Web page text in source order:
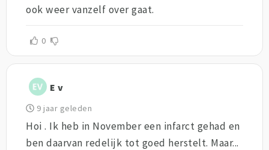
ook weer vanzelf over gaat.
0
E v
9 jaar geleden
Hoi . Ik heb in November een infarct gehad en
ben daarvan redelijk tot goed herstelt. Maar...